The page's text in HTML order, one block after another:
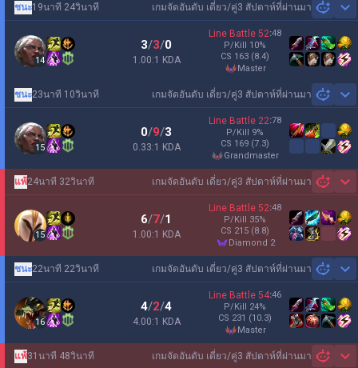
เกมจัดอันดับ เดี่ยว/คู่3 สัปดาห์ที่ผ่านมา
ชนะ19นาที 24วินาที
14
3/3/0
1.00:1 KDA
Line Battle 52:48
P/Kill 10%
CS 163 (8.4)
master
เกมจัดอันดับ เดี่ยว/คู่3 สัปดาห์ที่ผ่านมา
ชนะ23นาที 10วินาที
15
0/9/3
0.33:1 KDA
Line Battle 22:78
P/Kill 9%
CS 169 (7.3)
grandmaster
เกมจัดอันดับ เดี่ยว/คู่3 สัปดาห์ที่ผ่านมา
แพ้24นาที 32วินาที
15
6/7/1
1.00:1 KDA
Line Battle 52:48
P/Kill 35%
CS 215 (8.8)
diamond 2
เกมจัดอันดับ เดี่ยว/คู่3 สัปดาห์ที่ผ่านมา
ชนะ22นาที 22วินาที
16
4/2/4
4.00:1 KDA
Line Battle 54:46
P/Kill 24%
CS 231 (10.3)
master
เกมจัดอันดับ เดี่ยว/คู่3 สัปดาห์ที่ผ่านมา
แพ้31นาที 48วินาที